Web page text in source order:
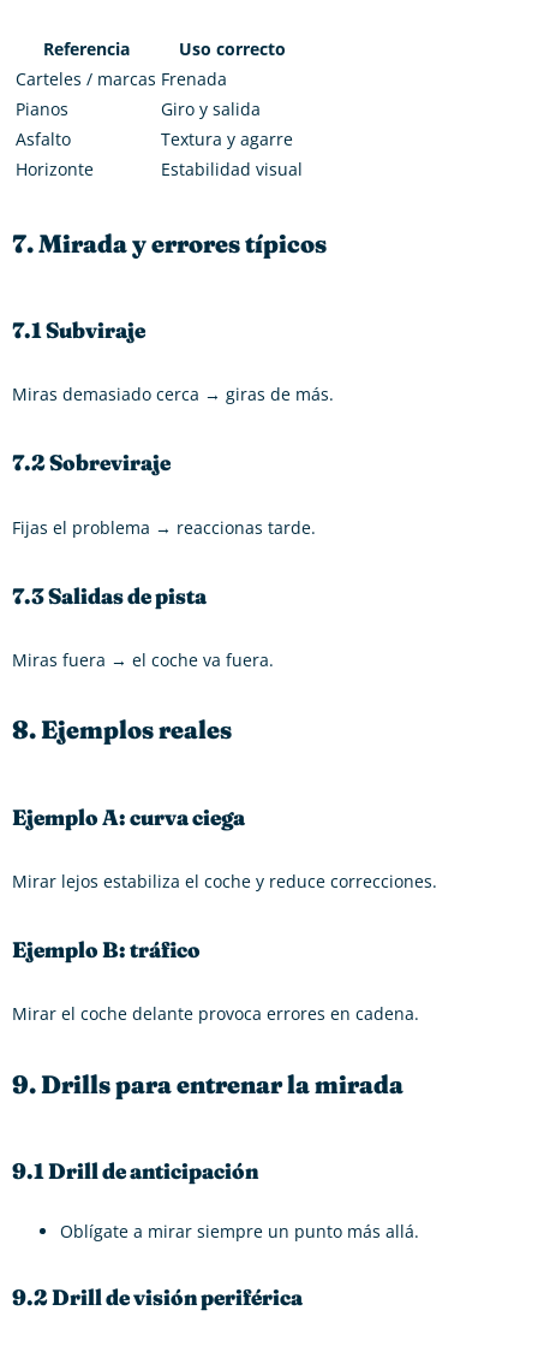
Referencia
Uso correcto
Carteles / marcas Frenada
Pianos
Giro y salida
Asfalto
Textura y agarre
Horizonte
Estabilidad visual
7. Mirada y errores típicos
7.1 Subviraje
Miras demasiado cerca → giras de más.
7.2 Sobreviraje
Fijas el problema → reaccionas tarde.
7.3 Salidas de pista
Miras fuera → el coche va fuera.
8. Ejemplos reales
Ejemplo A: curva ciega
Mirar lejos estabiliza el coche y reduce correcciones.
Ejemplo B: tráfico
Mirar el coche delante provoca errores en cadena.
9. Drills para entrenar la mirada
9.1 Drill de anticipación
Oblígate a mirar siempre un punto más allá.
9.2 Drill de visión periférica